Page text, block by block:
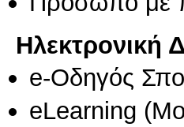
Ηλεκτρονική
e-Οδηγός
eLearning